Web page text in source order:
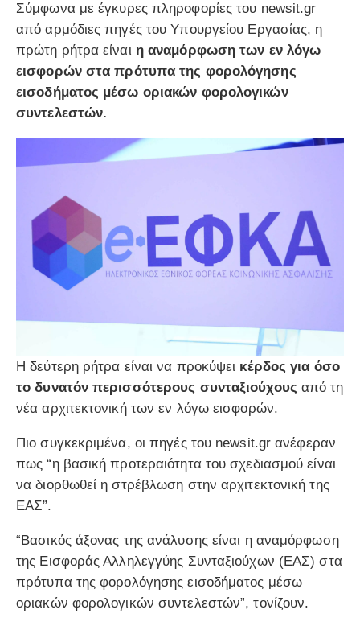
Σύμφωνα με έγκυρες πληροφορίες του newsit.gr
από αρμόδιες πηγές του Υπουργείου Εργασίας, η
πρώτη ρήτρα είναι η αναμόρφωση των εν λόγω
εισφορών στα πρότυπα της φορολόγησης
εισοδήματος μέσω οριακών φορολογικών
συντελεστών.
Η δεύτερη ρήτρα είναι να προκύψει κέρδος για όσο
το δυνατόν περισσότερους συνταξιούχους από τη
νέα αρχιτεκτονική των εν λόγω εισφορών.
Πιο συγκεκριμένα, οι πηγές του newsit.gr ανέφεραν
πως “η βασική προτεραιότητα του σχεδιασμού είναι
να διορθωθεί η στρέβλωση στην αρχιτεκτονική της
ΕΑΣ”.
“Βασικός άξονας της ανάλυσης είναι η αναμόρφωση
της Εισφοράς Αλληλεγγύης Συνταξιούχων (ΕΑΣ) στα
πρότυπα της φορολόγησης εισοδήματος μέσω
οριακών φορολογικών συντελεστών”, τονίζουν.